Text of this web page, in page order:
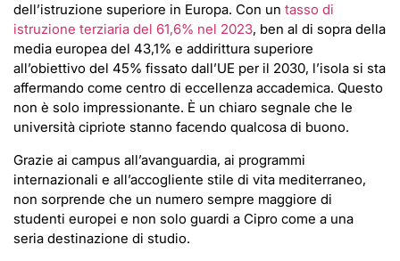
dell’istruzione superiore in Europa. Con un tasso di
istruzione terziaria del 61,6% nel 2023, ben al di sopra della
media europea del 43,1% e addirittura superiore
all’obiettivo del 45% fissato dall’UE per il 2030, l’isola si sta
affermando come centro di eccellenza accademica. Questo
non è solo impressionante. È un chiaro segnale che le
università cipriote stanno facendo qualcosa di buono.
Grazie ai campus all’avanguardia, ai programmi
internazionali e all’accogliente stile di vita mediterraneo,
non sorprende che un numero sempre maggiore di
studenti europei e non solo guardi a Cipro come a una
seria destinazione di studio.